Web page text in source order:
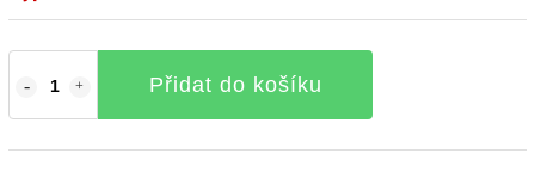
Přidat do košíku